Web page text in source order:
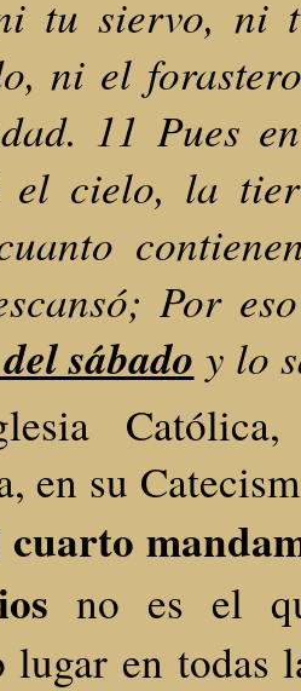
tu siervo, ni
ni el
11 Pues
el cielo, la
Por
sábado y lo
en su
cuarto
no es el
lugar en todas